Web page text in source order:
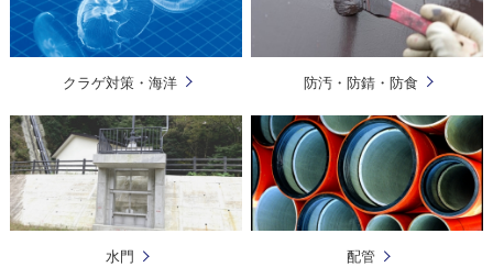
クラゲ対策・海洋 防汚・防錆・防食
水門 配管